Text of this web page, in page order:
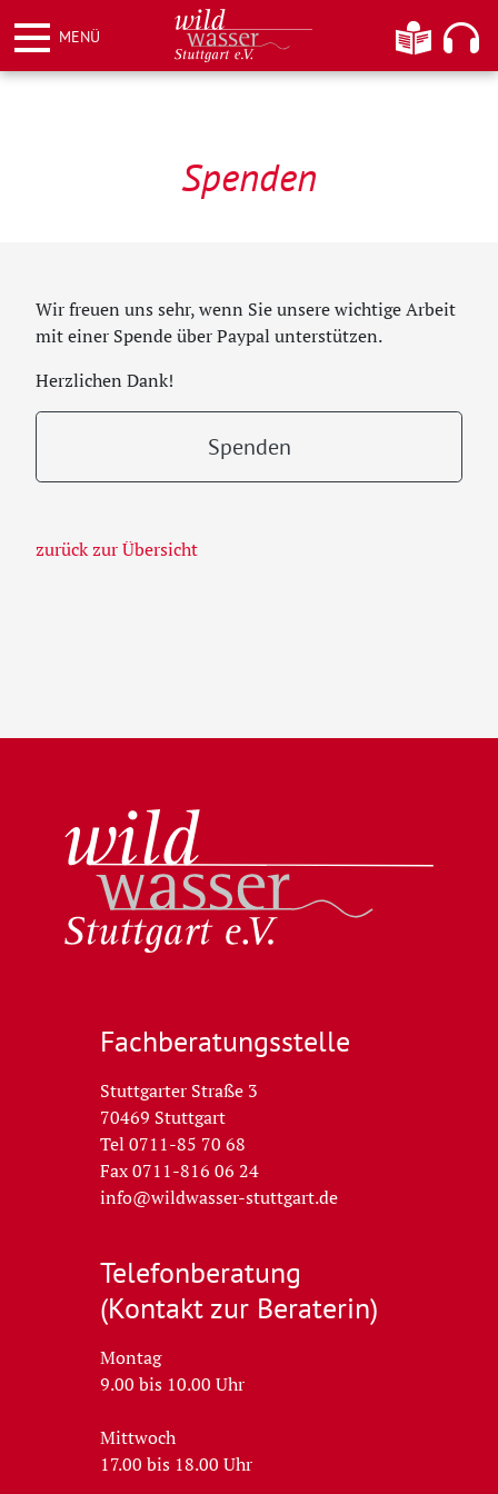
zum
Inhalt
MENÜ
Wildwasser Stuttgart e.V.
Hier
Spenden
Wir freuen uns sehr, wenn Sie unsere wichtige Arbeit
mit einer Spende über Paypal unterstützen.
Herzlichen Dank!
zurück zur Übersicht
Fachberatungs­stelle
Stuttgarter Straße 3
70469 Stuttgart
Tel 0711-85 70 68
Fax 0711-816 06 24
info@wildwasser-stuttgart.de
Telefon­beratung
(Kontakt zur Beraterin)
Montag
9.00 bis 10.00 Uhr
Mittwoch
17.00 bis 18.00 Uhr